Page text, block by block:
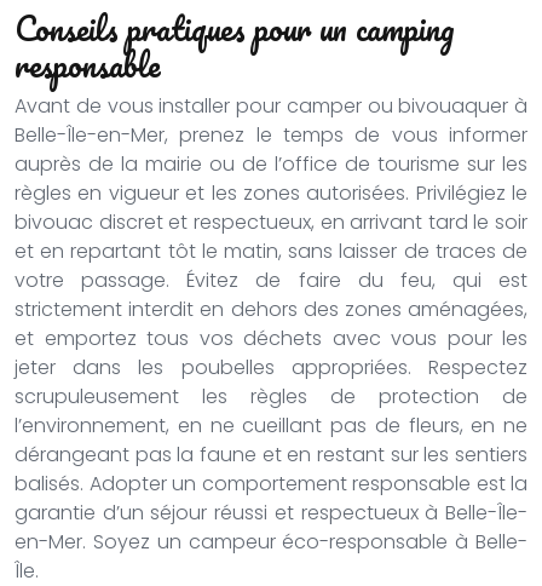
Conseils pratiques pour un camping
responsable
Avant de vous installer pour camper ou bivouaquer à
Belle-Île-en-Mer, prenez le temps de vous informer
auprès de la mairie ou de l’office de tourisme sur les
règles en vigueur et les zones autorisées. Privilégiez le
bivouac discret et respectueux, en arrivant tard le soir
et en repartant tôt le matin, sans laisser de traces de
votre passage. Évitez de faire du feu, qui est
strictement interdit en dehors des zones aménagées,
et emportez tous vos déchets avec vous pour les
jeter dans les poubelles appropriées. Respectez
scrupuleusement les règles de protection de
l’environnement, en ne cueillant pas de fleurs, en ne
dérangeant pas la faune et en restant sur les sentiers
balisés. Adopter un comportement responsable est la
garantie d’un séjour réussi et respectueux à Belle-Île-
en-Mer. Soyez un campeur éco-responsable à Belle-
Île.